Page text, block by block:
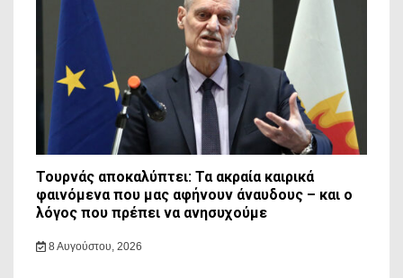
Τουρνάς αποκαλύπτει: Τα ακραία καιρικά
φαινόμενα που μας αφήνουν άναυδους – και ο
λόγος που πρέπει να ανησυχούμε
8 Αυγούστου, 2026